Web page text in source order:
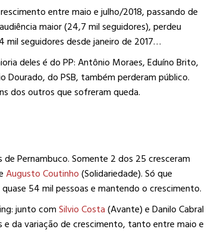
entre maio e julho/2018, passando de
maior (24,7 mil seguidores), perdeu
mil seguidores desde janeiro de 2017…
deles é do PP: Antônio Moraes, Eduíno Brito,
Dourado, do PSB, também perderam público.
dos outros que sofreram queda.
Pernambuco. Somente 2 dos 25 cresceram
Augusto Coutinho(Solidariedade). Só que
54 mil pessoas e mantendo o crescimento.
junto comSilvio Costa(Avante) e Danilo Cabral
e da variação de crescimento, tanto entre maio e